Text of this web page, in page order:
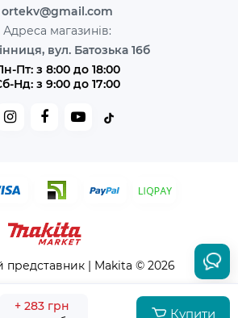
+ 283 грн
Купити
ortekv@gmail.com
Адреса магазинів:
вул. Батозька 16б
Пт: з 8:00 до 18:00
Нд: з 9:00 до 17:00
представник | Makita © 2026